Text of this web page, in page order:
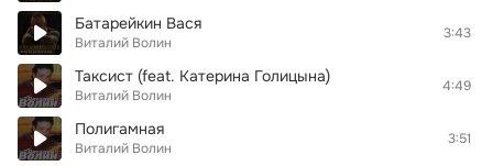
Батарейкин Вася
Виталий Волин
3:43
Таксист (feat. Катерина Голицына)
Виталий Волин
4:49
Полигамная
Виталий Волин
3:51